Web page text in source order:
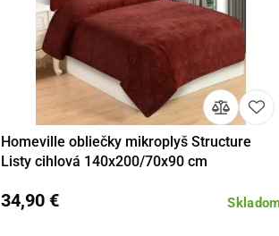
Detail Do košíka
Homeville obliečky mikroplyš Structure
Listy cihlová 140x200/70x90 cm
34,90 €